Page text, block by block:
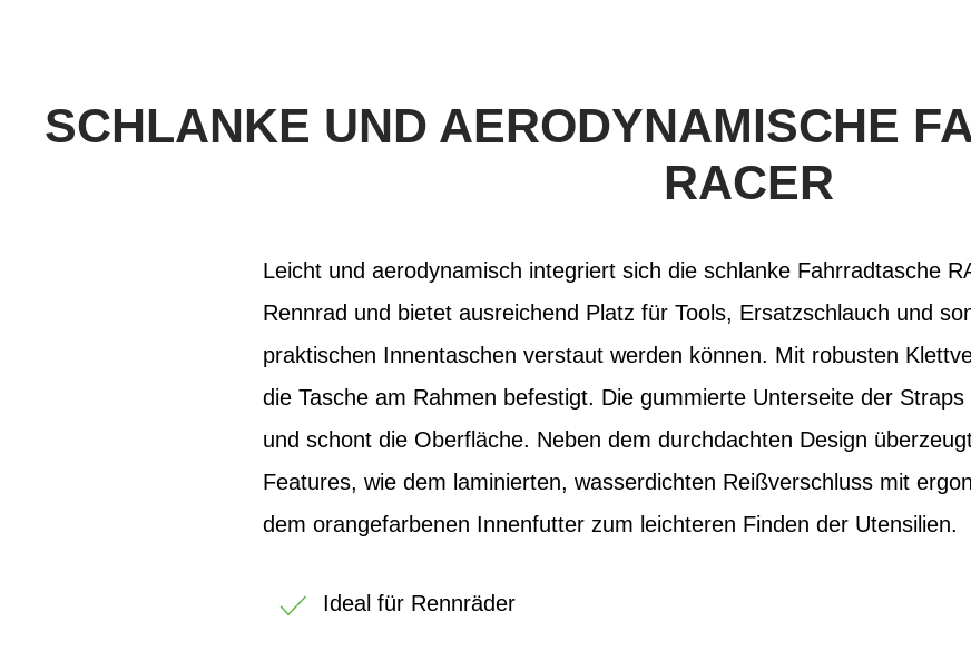
SCHLANKE UND AERODYNAMISCHE
RACER
Leicht und aerodynamisch integriert sich die schlanke Fahrradtasche
Rennrad und bietet ausreichend Platz für Tools, Ersatzschlauch und
praktischen Innentaschen verstaut werden können. Mit robusten
die Tasche am Rahmen befestigt. Die gummierte Unterseite der
und schont die Oberfläche. Neben dem durchdachten Design
Features, wie dem laminierten, wasserdichten Reißverschluss mit
dem orangefarbenen Innenfutter zum leichteren Finden der Utensilien.
Ideal für Rennräder